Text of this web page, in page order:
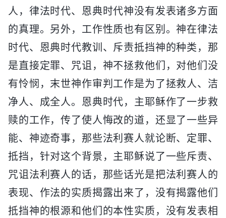
人，律法时代、恩典时代神没有发表诸多方面
的真理。另外，工作性质也有区别。神在律法
时代、恩典时代教训、斥责抵挡神的种类，那
是直接定罪、咒诅，神不拯救他们，对他们没
有怜悯，末世神作审判工作是为了拯救人、洁
净人、成全人。恩典时代，主耶稣作了一步救
赎的工作，传了使人悔改的道，还显了一些异
能、神迹奇事，那些法利赛人就论断、定罪、
抵挡，针对这个背景，主耶稣说了一些斥责、
咒诅法利赛人的话，那些话光是把法利赛人的
表现、作法的实质揭露出来了，没有揭露他们
抵挡神的根源和他们的本性实质，没有发表相